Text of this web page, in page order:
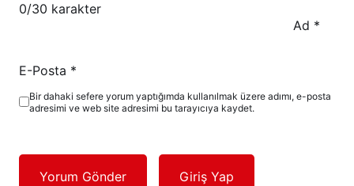
0/30 karakter
Ad *
E-Posta *
Bir dahaki sefere yorum yaptığımda kullanılmak üzere adımı, e-posta
adresimi ve web site adresimi bu tarayıcıya kaydet.
Yorum Gönder Giriş Yap